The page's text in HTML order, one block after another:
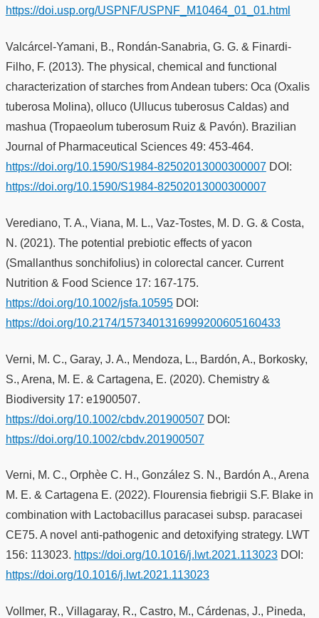
https://doi.usp.org/USPNF/USPNF_M10464_01_01.html
Valcárcel-Yamani, B., Rondán-Sanabria, G. G. & Finardi-
Filho, F. (2013). The physical, chemical and functional
characterization of starches from Andean tubers: Oca (Oxalis
tuberosa Molina), olluco (Ullucus tuberosus Caldas) and
mashua (Tropaeolum tuberosum Ruiz & Pavón). Brazilian
Journal of Pharmaceutical Sciences 49: 453-464.
https://doi.org/10.1590/S1984-82502013000300007DOI:
https://doi.org/10.1590/S1984-82502013000300007
Verediano, T. A., Viana, M. L., Vaz-Tostes, M. D. G. & Costa,
N. (2021). The potential prebiotic effects of yacon
(Smallanthus sonchifolius) in colorectal cancer. Current
Nutrition & Food Science 17: 167-175.
https://doi.org/10.1002/jsfa.10595DOI:
https://doi.org/10.2174/1573401316999200605160433
Verni, M. C., Garay, J. A., Mendoza, L., Bardón, A., Borkosky,
S., Arena, M. E. & Cartagena, E. (2020). Chemistry &
Biodiversity 17: e1900507.
https://doi.org/10.1002/cbdv.201900507DOI:
https://doi.org/10.1002/cbdv.201900507
Verni, M. C., Orphèe C. H., González S. N., Bardón A., Arena
M. E. & Cartagena E. (2022). Flourensia fiebrigii S.F. Blake in
combination with Lactobacillus paracasei subsp. paracasei
CE75. A novel anti-pathogenic and detoxifying strategy. LWT
156: 113023. https://doi.org/10.1016/j.lwt.2021.113023DOI:
https://doi.org/10.1016/j.lwt.2021.113023
Vollmer, R., Villagaray, R., Castro, M., Cárdenas, J., Pineda,